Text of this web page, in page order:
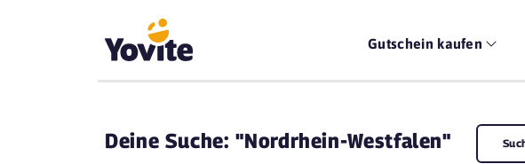
Gutschein kaufen
Deine Suche: "Nordrhein-Westfalen"